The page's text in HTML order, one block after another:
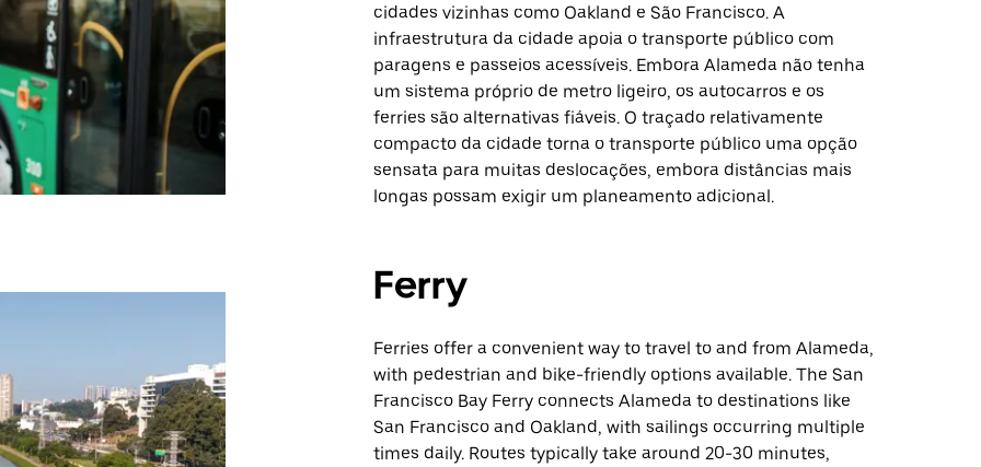
cidades vizinhas como Oakland e São Francisco. A
infraestrutura da cidade apoia o transporte público com
paragens e passeios acessíveis. Embora Alameda não tenha
um sistema próprio de metro ligeiro, os autocarros e os
ferries são alternativas fiáveis. O traçado relativamente
compacto da cidade torna o transporte público uma opção
sensata para muitas deslocações, embora distâncias mais
longas possam exigir um planeamento adicional.
Ferry
Ferries offer a convenient way to travel to and from Alameda,
with pedestrian and bike-friendly options available. The San
Francisco Bay Ferry connects Alameda to destinations like
San Francisco and Oakland, with sailings occurring multiple
times daily. Routes typically take around 20-30 minutes,